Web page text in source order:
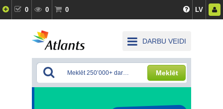
0 0 0 LV
DARBU VEIDI
Meklēt